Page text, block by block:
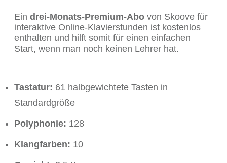
Ein drei-Monats-Premium-Abo von Skoove für
interaktive Online-Klavierstunden ist kostenlos
enthalten und hilft somit für einen einfachen
Start, wenn man noch keinen Lehrer hat.
Tastatur: 61 halbgewichtete Tasten in
Standardgröße
Polyphonie: 128
Klangfarben: 10